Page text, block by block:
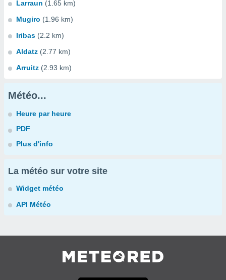
Larraun (1.65 km)
Mugiro (1.96 km)
Iribas (2.2 km)
Aldatz (2.77 km)
Arruitz (2.93 km)
Météo...
Heure par heure
PDF
Plus d'info
La météo sur votre site
Widget météo
API Météo